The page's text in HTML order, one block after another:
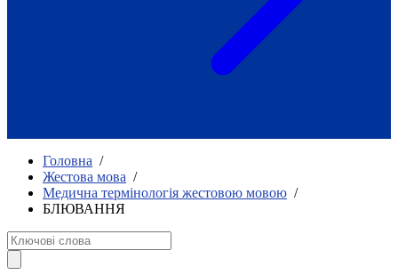
Міжнародний тиждень глухих людей
Всеукраїнський челендж «Молодь
співає»
жестову мову.
УТОГ»: прийом заявок 2023
Флешмоб «Історії успіхів, які надихають»
Переклад жестовою мовою
Діяльність УТОГ
Головна /
Жестова мова /
Медична термінологія жестовою мовою /
БЛЮВАННЯ